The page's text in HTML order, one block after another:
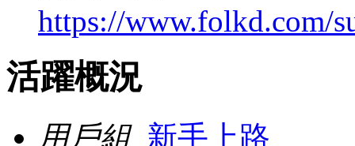
https://www.folkd.com/
活躍概況
用戶組 新手上路